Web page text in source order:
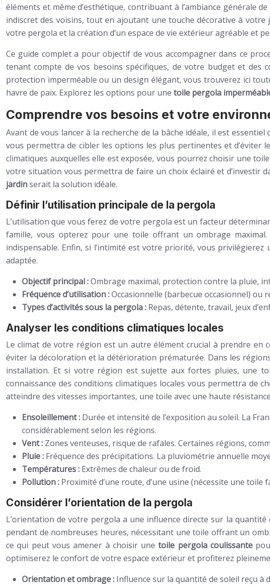
éléments et même d’esthétique, contribuant à l’ambiance générale
indiscret des voisins, tout en ajoutant une touche décorative à
votre pergola et la création d’un espace de vie extérieur agréable et
Ce guide complet a pour objectif de vous accompagner dans ce
tenant compte de vos besoins spécifiques, de votre budget et
protection imperméable ou un design élégant, vous trouverez ici
havre de paix. Explorez les options pour une toile pergola
Comprendre vos besoins et votre
Avant de vous lancer à la recherche de la bâche idéale, il est
vous permettra de cibler les options les plus pertinentes et d’éviter
climatiques auxquelles elle est exposée, vous pourrez choisir une
votre situation vous permettra de faire un choix éclairé et d’investir
jardinserait la solution idéale.
Définir l’utilisation principale de la pergola
L’utilisation que vous ferez de votre pergola est un facteur
famille, vous opterez pour une toile offrant un ombrage
indispensable. Enfin, si l’intimité est votre priorité, vous
adaptée.
Objectif principal :Ombrage maximal, protection contre la pluie,
Fréquence d’utilisation :Occasionnelle (barbecue occasionnel) ou
Types d’activités sous la pergola : Repas, détente, travail, jeux
Analyser les conditions climatiques locales
Le climat de votre région est un autre élément crucial à prendre en
éviter la décoloration et la détérioration prématurée. Dans les
installation. Et si votre région est sujette aux fortes pluies, une
connaissance des conditions climatiques locales vous permettra de
atteindre des vitesses importantes, une toile avec une haute
Ensoleillement : Durée et intensité de l’exposition au soleil. La
considérablement selon les régions.
Vent : Zones venteuses, risque de rafales. Certaines régions,
Pluie : Fréquence des précipitations. La pluviométrie annuelle
Températures : Extrêmes de chaleur ou de froid.
Pollution : Proximité d’une route, d’une usine (nécessite une toile
Considérer l’orientation de la pergola
L’orientation de votre pergola a une influence directe sur la
pendant de nombreuses heures, nécessitant une toile offrant un
ce qui peut vous amener à choisir unetoile pergola coulissante
optimiserez le confort de votre espace extérieur et profiterez
Orientation et ombrage : Influence sur la quantité de soleil reçu à